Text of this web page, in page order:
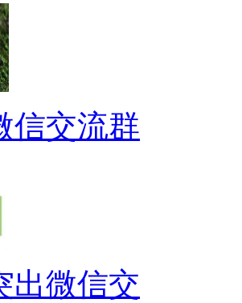
信交流群
出微信交